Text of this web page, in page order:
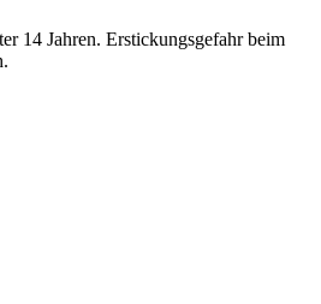
14 Jahren. Erstickungsgefahr beim